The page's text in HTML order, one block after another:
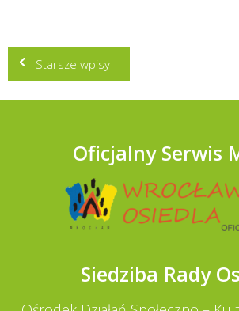
Nawigacja
po
wpisach
Starsze wpisy
Oficjalny Serwis
Siedziba Rady